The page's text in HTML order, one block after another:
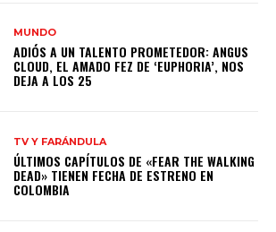
MUNDO
ADIÓS A UN TALENTO PROMETEDOR: ANGUS
CLOUD, EL AMADO FEZ DE ‘EUPHORIA’, NOS
DEJA A LOS 25
TV Y FARÁNDULA
ÚLTIMOS CAPÍTULOS DE «FEAR THE WALKING
DEAD» TIENEN FECHA DE ESTRENO EN
COLOMBIA